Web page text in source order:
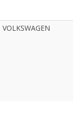
VOLKSWAGEN